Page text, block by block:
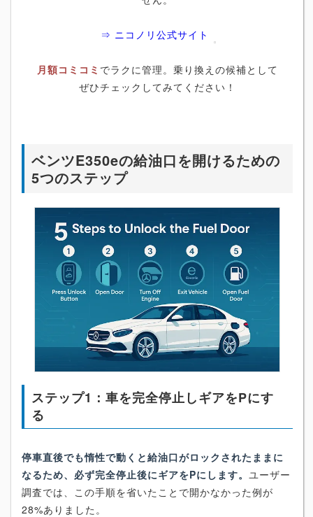
⇒ ニコノリ公式サイト
月額コミコミ でラクに管理。乗り換えの候補として
ぜひチェックしてみてください！
ベンツE350eの給油口を開けるための
5つのステップ
ステップ1：車を完全停止しギアをPにす
る
停車直後でも惰性で動くと給油口がロックされたままに
なるため、必ず完全停止後にギアをPにします。 ユーザー
調査では、この手順を省いたことで開かなかった例が
28%ありました。